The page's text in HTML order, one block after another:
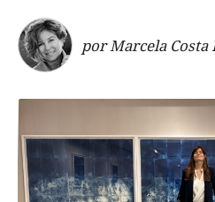
por Marcela Costa